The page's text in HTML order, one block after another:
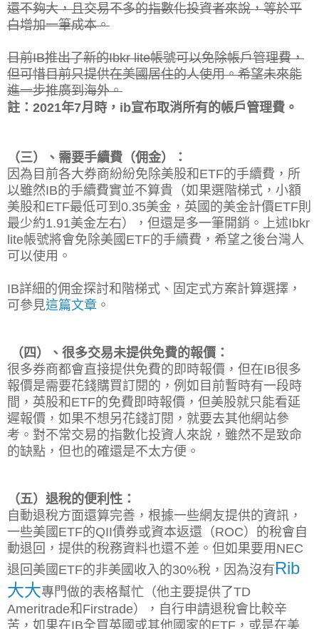
還不夠大，且交易不多的指數化投資者來說，等於平
白增加一筆成本。
日前IB推出了新的Ibkr lite帳號可以免除帳戶管理費，
但可惜目前只提供在美國居住的人使用。希望未來能
進一步推廣到海外。
註：2021年7月時，ib宣布取消所有的帳戶管理費。
（三）、需要手續費（佣金）：
因為目前各大券商紛紛免除美股和ETF的手續費，所
以雖然IB的手續費實並不算貴（如果選階梯式，小額
美股和ETF最低可到0.35美金，英國的美金計價ETF則
最少約1.91美金左右），但還是多一筆開銷。上述Ibkr
lite帳號將會免除美國ETF的手續費，希望之後台灣人
可以使用。
IB詳細的佣金探討和階梯式、固定式方案計算選擇，
可參見這篇文章 。
（四）、很多交易未提供免費的報價：
很多券商都會直接提供免費的即時報價，但在IB很多
報價是需要花錢購買訂閱的，例如目前暫時有一段時
間，英股和ETF的免費即時報價，但美股就只能看延
遲報價，如果不想另花錢訂閱，就要去其他網站參
考。對不常交易的指數化投資人來說，雖然不是致命
的缺點，但也的確還是不太方便。
（五）退稅的便利性：
自動退稅方面還算完善，根據一些網友提供的資訊，
一些美國ETF的QII債券或資本返還（ROC）的稅會自
動退回，提供的稅務資料也還不差。但如果要用NEC
退回美國ETF的非美國收入的30%稅，因為沒有Rib
大大專門做的表格幫忙（他主要提供了TD
Ameritrade和Firstrade），自行申請退稅會比較辛
苦，如果在IB全買英國或其他國家的ETF，或是在美